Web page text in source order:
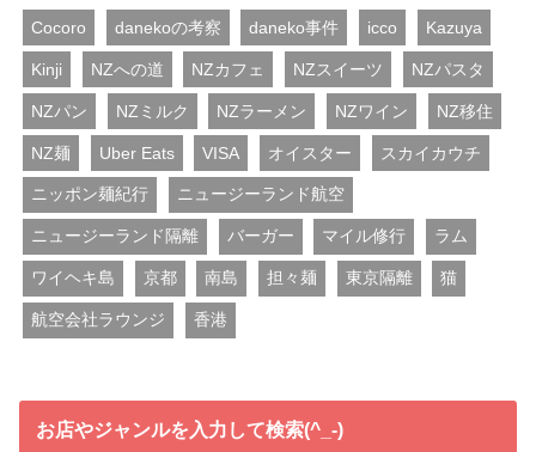
Cocoro danekoの考察 daneko事件 icco Kazuya
Kinji NZへの道 NZカフェ NZスイーツ NZパスタ
NZパン NZミルク NZラーメン NZワイン NZ移住
NZ麺 Uber Eats VISA オイスター スカイカウチ
ニッポン麺紀行 ニュージーランド航空
ニュージーランド隔離 バーガー マイル修行 ラム
ワイヘキ島 京都 南島 担々麺 東京隔離 猫
航空会社ラウンジ 香港
お店やジャンルを入力して検索(^_-)